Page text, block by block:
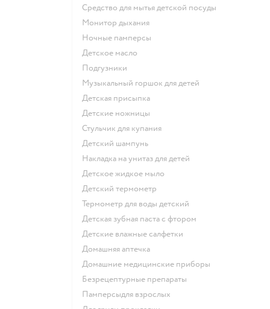
средство для мытья детской посуды
монитор дыхания
ночные памперсы
детское масло
подгузники
музыкальный горшок для детей
детская присыпка
детские ножницы
стульчик для купания
детский шампунь
накладка на унитаз для детей
детское жидкое мыло
детский термометр
термометр для воды детский
детская зубная паста с фтором
детские влажные салфетки
домашняя аптечка
домашние медицинские приборы
безрецептурные препараты
памперсыдля взрослых